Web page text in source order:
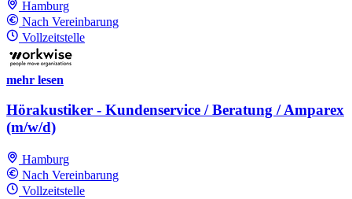
Hamburg
Nach Vereinbarung
Vollzeitstelle
mehr lesen
Hörakustiker - Kundenservice / Beratung / Amparex
(m/w/d)
Hamburg
Nach Vereinbarung
Vollzeitstelle